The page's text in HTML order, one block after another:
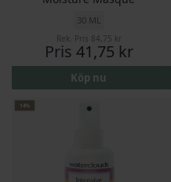
30 ML
Rek. Pris 84,75 kr
Pris 41,75 kr
Köp nu
14%